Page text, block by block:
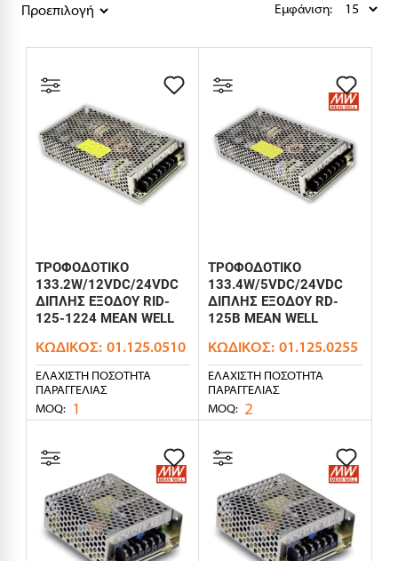
Εμφάνιση:
ΤΡΟΦΟΔΟΤΙΚΟ
133.2W/12VDC/24VDC
ΔΙΠΛΗΣ ΕΞΟΔΟΥ RID-
125-1224 MEAN WELL
ΚΩΔΙΚΌΣ: 01.125.0510
ΕΛΆΧΙΣΤΗ ΠΟΣΌΤΗΤΑ
ΠΑΡΑΓΓΕΛΊΑΣ
MOQ: 1
ΤΡΟΦΟΔΟΤΙΚΟ
133.4W/5VDC/24VDC
ΔΙΠΛΗΣ ΕΞΟΔΟΥ RD-
125B MEAN WELL
ΚΩΔΙΚΌΣ: 01.125.0255
ΕΛΆΧΙΣΤΗ ΠΟΣΌΤΗΤΑ
ΠΑΡΑΓΓΕΛΊΑΣ
MOQ: 2